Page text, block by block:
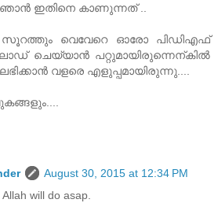
ഇതിനെ കാണുന്നത് ..
വെവേറെ ഓരോ പിഡിഎഫ്
ചെയ്യാന്‍ പറ്റുമായിരുന്നെന്കില്‍
ലഭിക്കാന്‍ വളരെ എളുപ്പമായിരുന്നു....
August 30, 2015 at 12:34 PM
will do asap.